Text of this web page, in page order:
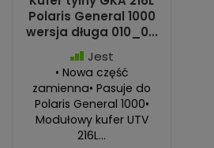
Polaris General 1000
wersja długa 010_0...
Jest
• Nowa część
zamienna• Pasuje do
Polaris General 1000•
Modułowy kufer UTV
216L...